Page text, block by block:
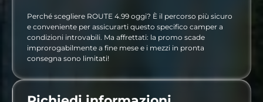
Perché scegliere ROUTE 4.99 oggi? È il percorso più sicuro
e conveniente per assicurarti questo specifico camper a
condizioni introvabili. Ma affrettati: la promo scade
improrogabilmente a fine mese e i mezzi in pronta
consegna sono limitati!